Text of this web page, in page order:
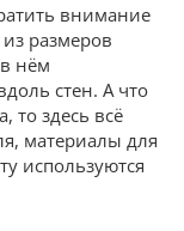
внимание
размеров
нём
стен. А что
то здесь всё
материалы для
используются